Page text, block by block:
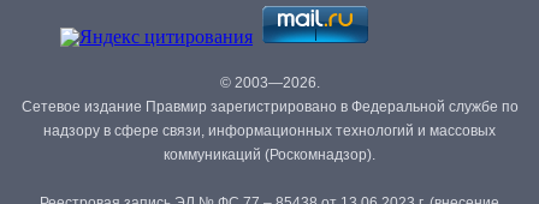
© 2003—2026.
Сетевое издание Правмир зарегистрировано в Федеральной службе по
надзору в сфере связи, информационных технологий и массовых
коммуникаций (Роскомнадзор).